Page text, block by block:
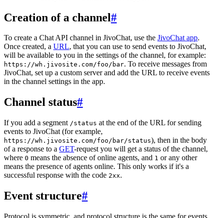
Creation of a channel#
To create a Chat API channel in JivoChat, use the JivoChat app.
Once created, a URL, that you can use to send events to JivoChat,
will be available to you in the settings of the channel, for example:
https://wh.jivosite.com/foo/bar. To receive messages from
JivoChat, set up a custom server and add the URL to receive events
in the channel settings in the app.
Channel status#
If you add a segment /status at the end of the URL for sending
events to JivoChat (for example,
https://wh.jivosite.com/foo/bar/status), then in the body
of a response to a GET-request you will get a status of the channel,
where 0 means the absence of online agents, and 1 or any other
means the presence of agents online. This only works if it's a
successful response with the code 2xx.
Event structure#
Protocol is symmetric, and protocol structure is the same for events